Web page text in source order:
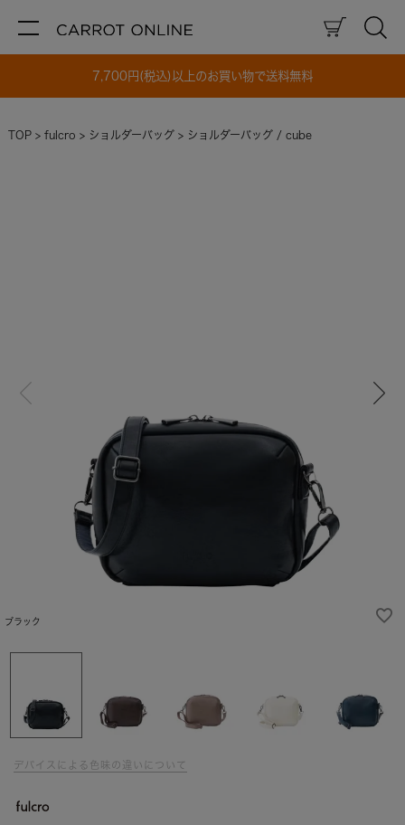
7,700円(税込)以上のお買い物で送料無料
TOP fulcro ショルダーバッグ ショルダーバッグ / cube
ブラック
デバイスによる色味の違いについて